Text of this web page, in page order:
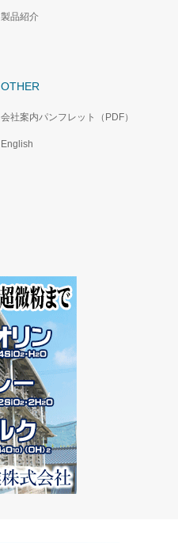
製品紹介
OTHER
会社案内パンフレット（PDF）
English